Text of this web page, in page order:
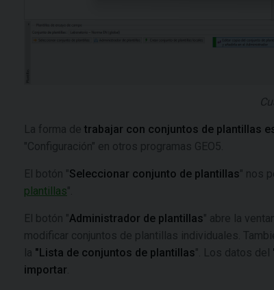
La forma de trabajar con conjuntos de plantillas
"Configuración" en otros programas GEO5.
El botón "Seleccionar conjunto de plantillas" nos
plantillas".
El botón "Administrador de plantillas" abre la
modificar conjuntos de plantillas individuales.
la "Lista de conjuntos de plantillas". Los datos del
importar